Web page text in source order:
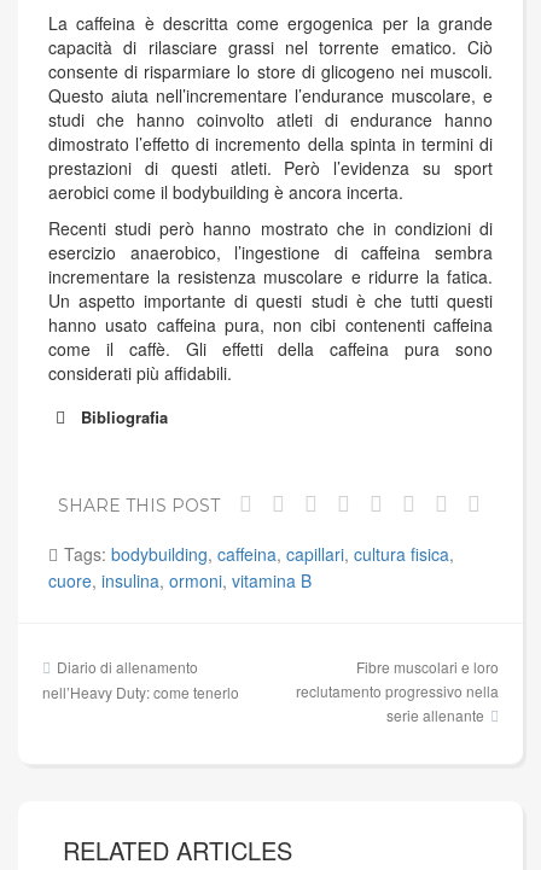
La caffeina è descritta come ergogenica per la grande
capacità di rilasciare grassi nel torrente ematico. Ciò
consente di risparmiare lo store di glicogeno nei muscoli.
Questo aiuta nell’incrementare l’endurance muscolare, e
studi che hanno coinvolto atleti di endurance hanno
dimostrato l’effetto di incremento della spinta in termini di
prestazioni di questi atleti. Però l’evidenza su sport
aerobici come il bodybuilding è ancora incerta.
Recenti studi però hanno mostrato che in condizioni di
esercizio anaerobico, l’ingestione di caffeina sembra
incrementare la resistenza muscolare e ridurre la fatica.
Un aspetto importante di questi studi è che tutti questi
hanno usato caffeina pura, non cibi contenenti caffeina
come il caffè. Gli effetti della caffeina pura sono
considerati più affidabili.
Bibliografia
SHARE THIS POST
Tags: bodybuilding, caffeina, capillari, cultura fisica,
cuore, insulina, ormoni, vitamina B
Navigazione
articoli
Diario di allenamento
nell’Heavy Duty: come tenerlo
Fibre muscolari e loro
reclutamento progressivo nella
serie allenante
RELATED ARTICLES